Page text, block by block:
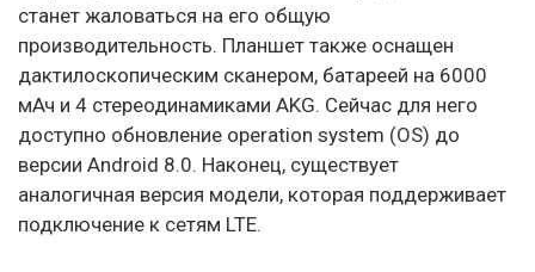
станет жаловаться на его общую
производительность. Планшет также оснащен
дактилоскопическим сканером, батареей на 6000
мАч и 4 стереодинамиками AKG. Сейчас для него
доступно обновление operation system (OS) до
версии Android 8.0. Наконец, существует
аналогичная версия модели, которая поддерживает
подключение к сетям LTE.